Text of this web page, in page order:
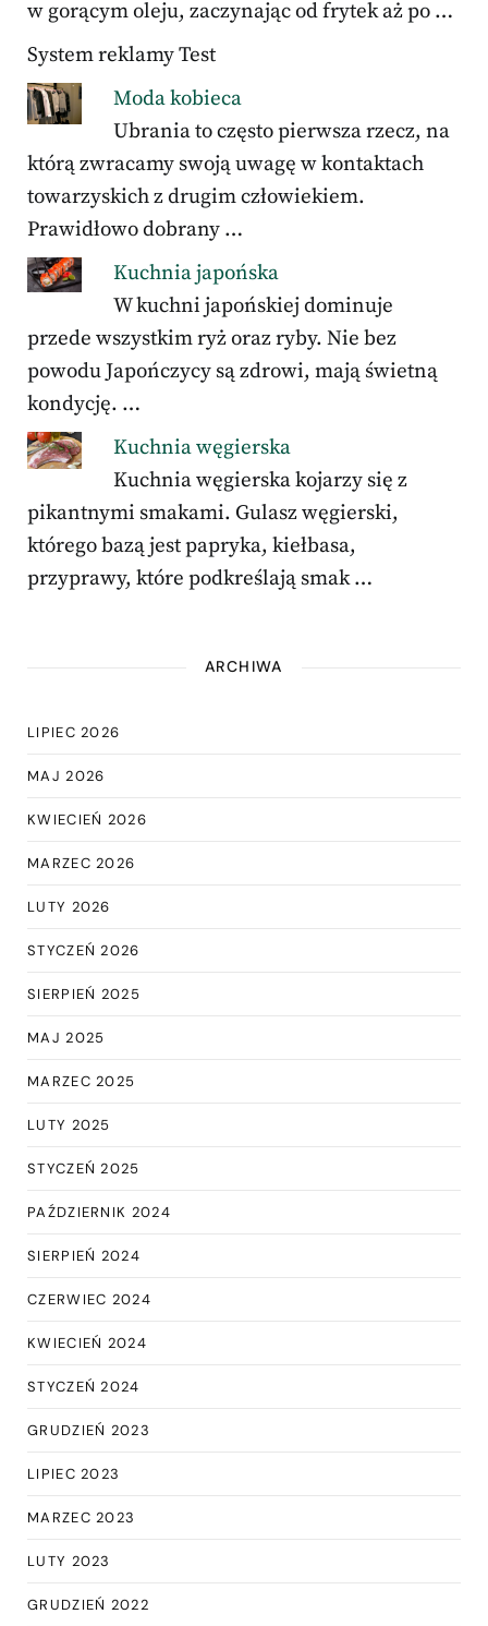
w gorącym oleju, zaczynając od frytek aż po …
System reklamy Test
Moda kobieca
Ubrania to często pierwsza rzecz, na
którą zwracamy swoją uwagę w kontaktach
towarzyskich z drugim człowiekiem.
Prawidłowo dobrany …
Kuchnia japońska
W kuchni japońskiej dominuje
przede wszystkim ryż oraz ryby. Nie bez
powodu Japończycy są zdrowi, mają świetną
kondycję. …
Kuchnia węgierska
Kuchnia węgierska kojarzy się z
pikantnymi smakami. Gulasz węgierski,
którego bazą jest papryka, kiełbasa,
przyprawy, które podkreślają smak …
ARCHIWA
LIPIEC 2026
MAJ 2026
KWIECIEŃ 2026
MARZEC 2026
LUTY 2026
STYCZEŃ 2026
SIERPIEŃ 2025
MAJ 2025
MARZEC 2025
LUTY 2025
STYCZEŃ 2025
PAŹDZIERNIK 2024
SIERPIEŃ 2024
CZERWIEC 2024
KWIECIEŃ 2024
STYCZEŃ 2024
GRUDZIEŃ 2023
LIPIEC 2023
MARZEC 2023
LUTY 2023
GRUDZIEŃ 2022